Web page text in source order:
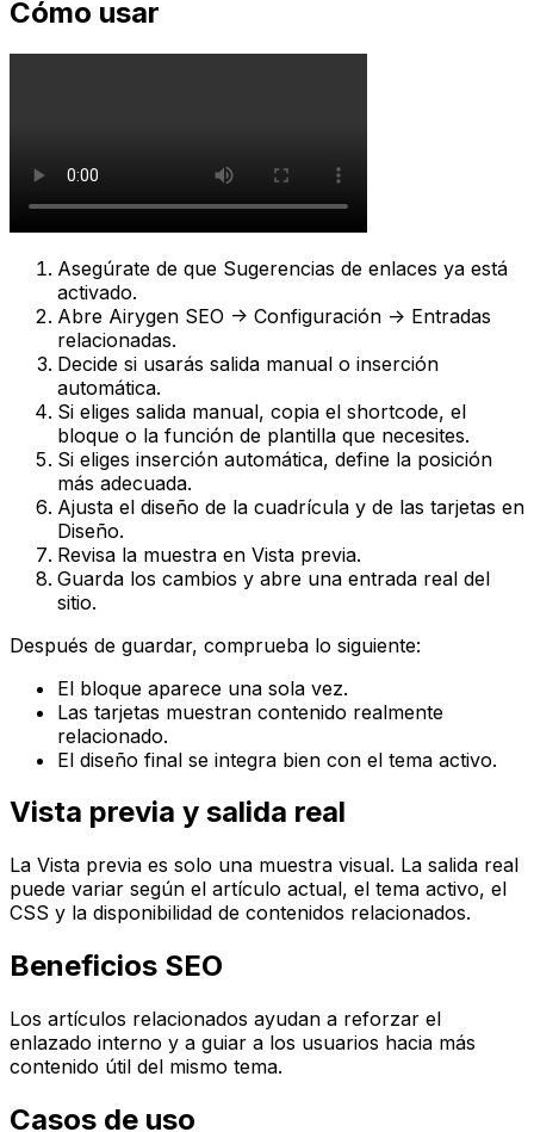
Cómo usar
Asegúrate de que Sugerencias de enlaces ya está
activado.
Abre Airygen SEO -> Configuración -> Entradas
relacionadas.
Decide si usarás salida manual o inserción
automática.
Si eliges salida manual, copia el shortcode, el
bloque o la función de plantilla que necesites.
Si eliges inserción automática, define la posición
más adecuada.
Ajusta el diseño de la cuadrícula y de las tarjetas en
Diseño.
Revisa la muestra en Vista previa.
Guarda los cambios y abre una entrada real del
sitio.
Después de guardar, comprueba lo siguiente:
El bloque aparece una sola vez.
Las tarjetas muestran contenido realmente
relacionado.
El diseño final se integra bien con el tema activo.
Vista previa y salida real
La Vista previa es solo una muestra visual. La salida real
puede variar según el artículo actual, el tema activo, el
CSS y la disponibilidad de contenidos relacionados.
Beneficios SEO
Los artículos relacionados ayudan a reforzar el
enlazado interno y a guiar a los usuarios hacia más
contenido útil del mismo tema.
Casos de uso